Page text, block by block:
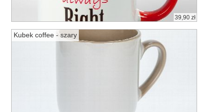
39,90 zł
Kubek coffee - szary